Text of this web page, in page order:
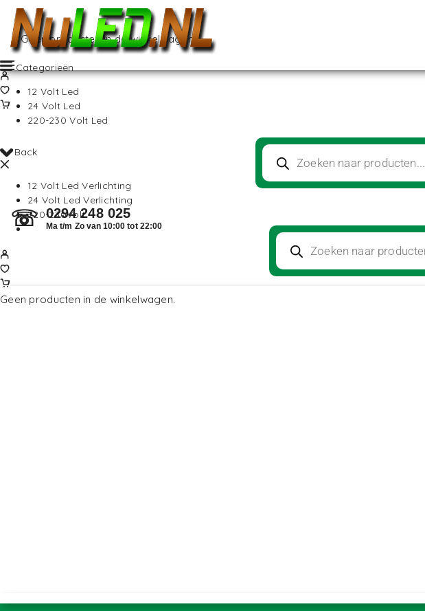
Geen producten in de winkelwagen.
Back
12 Volt Led Verlichting
24 Volt Led Verlichting
220-230Volt
Categorieën
12 Volt Led
24 Volt Led
220-230 Volt Led
☏ 0294 248 025
Ma t/m Zo van 10:00 tot 22:00
Geen producten in de winkelwagen.